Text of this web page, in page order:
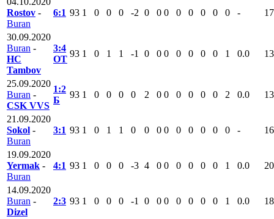
Rostov -
Buran
6:1 93 1 0 0 0 -2 0 0 0 0 0 0 0 0 - 17
30.09.2020
Buran -
HC
Tambov
3:4
ОТ
93 1 0 1 1 -1 0 0 0 0 0 0 0 1 0.0 13
25.09.2020
Buran -
CSK VVS
1:2
Б
93 1 0 0 0 0 2 0 0 0 0 0 0 2 0.0 13
21.09.2020
Sokol -
Buran
3:1 93 1 0 1 1 0 0 0 0 0 0 0 0 0 - 16
19.09.2020
Yermak -
Buran
4:1 93 1 0 0 0 -3 4 0 0 0 0 0 0 1 0.0 20
14.09.2020
Buran -
Dizel
2:3 93 1 0 0 0 -1 0 0 0 0 0 0 0 1 0.0 18